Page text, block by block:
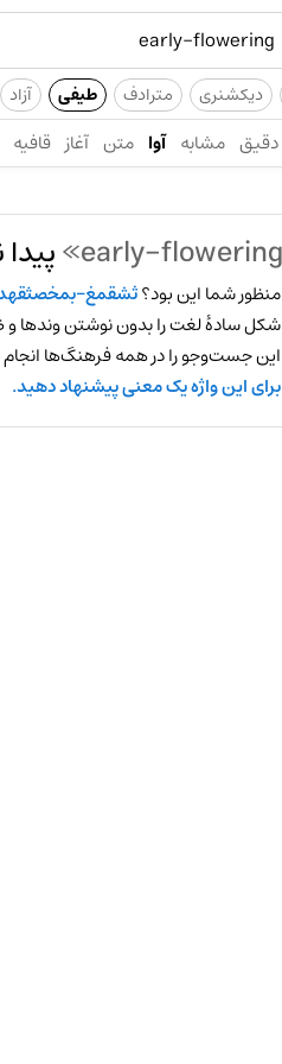
دیکشنری مترادف طیفی آزاد
دقیق مشابه آوا متن آغاز قافیه
منظور شما این بود؟ثشقمغ-
شکل سادهٔ لغت را بدون نوشتن وندها
این جست‌وجو را در همه فرهنگ‌ها
برای این واژه یک معنی پیشنهاد دهید.